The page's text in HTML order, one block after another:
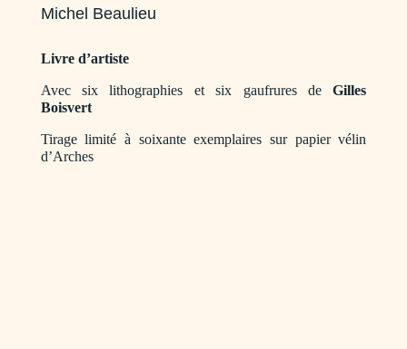
Michel Beaulieu
Livre d’artiste
Avec six lithographies et six gaufrures deGilles
Boisvert
Tirage limité à soixante exemplaires sur papier vélin
d’Arches